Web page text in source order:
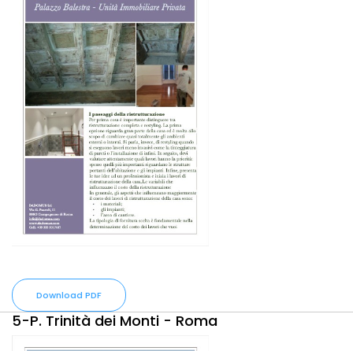
Download PDF
5-P. Trinità dei Monti - Roma